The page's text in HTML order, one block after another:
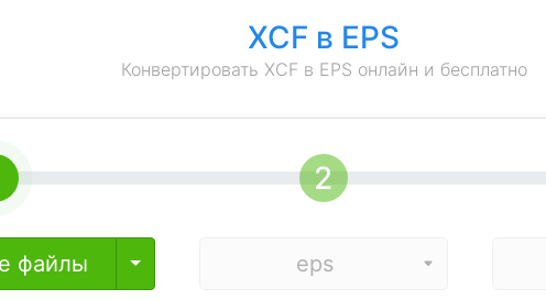
XCF в EPS
Конвертировать XCF в EPS онлайн и бесплатно
файлы Toggle Dropdown